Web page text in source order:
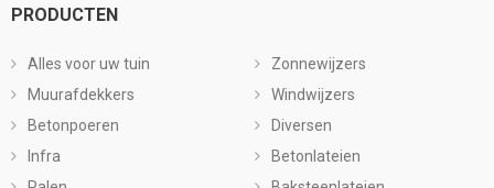
PRODUCTEN
Alles voor uw tuin
Muurafdekkers
Betonpoeren
Infra
Zonnewijzers
Windwijzers
Diversen
Betonlateien